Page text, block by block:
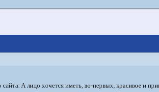
А лицо хочется иметь, во-первых, красивое и